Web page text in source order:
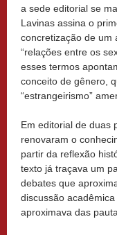
a sede editorial se
Lavinas assina o
concretização de um
“relações entre os
esses termos
conceito de gênero,
“estrangeirismo”
Em editorial de duas
renovaram o
partir da reflexão
texto já traçava um
debates que
discussão
aproximava das